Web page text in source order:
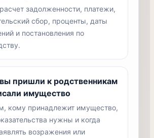
задолженности, платежи,
сбор, проценты, даты
и постановления по
пришли к родственникам
имущество
кому принадлежит имущество,
нужны и когда
возражения или